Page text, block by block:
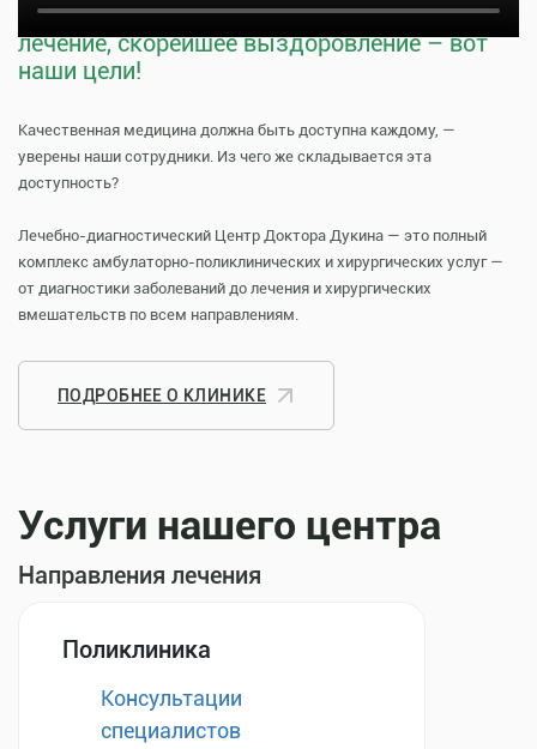
Тщательная профилактика, качественное
лечение, скорейшее выздоровление – вот
наши цели!
Качественная медицина должна быть доступна каждому, —
уверены наши сотрудники. Из чего же складывается эта
доступность?
Лечебно-диагностический Центр Доктора Дукина — это полный
комплекс амбулаторно-поликлинических и хирургических услуг —
от диагностики заболеваний до лечения и хирургических
вмешательств по всем направлениям.
ПОДРОБНЕЕ О КЛИНИКЕ
Услуги нашего центра
Направления лечения
Поликлиника
Консультации
специалистов